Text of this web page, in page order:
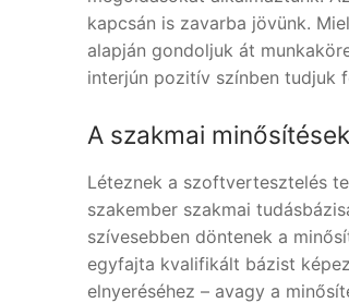
kapcsán is zavarba jövünk.
alapján gondoljuk át
interjún pozitív színben tudjuk
A szakmai
Léteznek a szoftvertesztelés
szakember szakmai
szívesebben döntenek a
egyfajta kvalifikált bázist
elnyeréséhez – avagy a